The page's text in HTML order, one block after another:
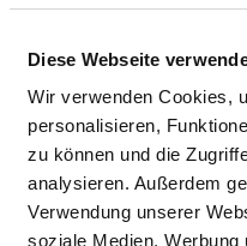
Diese Webseite
Wir verwenden Cookies,
personalisieren,
zu können und die
analysieren. Außerdem
Verwendung unserer
soziale Medien, Werbung
35423 Lich
Tel.:06404-81-292
Fax: 06404-81-290
Mail: